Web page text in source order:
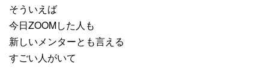
そういえば
今日ZOOMした人も
新しいメンターとも言える
すごい人がいて